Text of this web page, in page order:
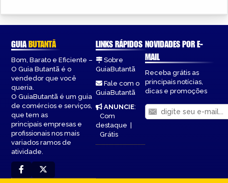
GUIABUTANTÃ
Bom, Barato e Eficiente –
O Guia Butantã é o
vendedor que você
queria.
O GuiaButantã é um guia
de comércios e serviços,
que tem as
principais empresas e
profissionais nos mais
variados ramos de
atividade.
LINKS RÁPIDOS
Sobre
GuiaButantã
Fale com o
GuiaButantã
ANUNCIE:
Com
destaque|
Grátis
NOVIDADES POR E-
MAIL
Receba grátis as
principais notícias,
dicas e promoções